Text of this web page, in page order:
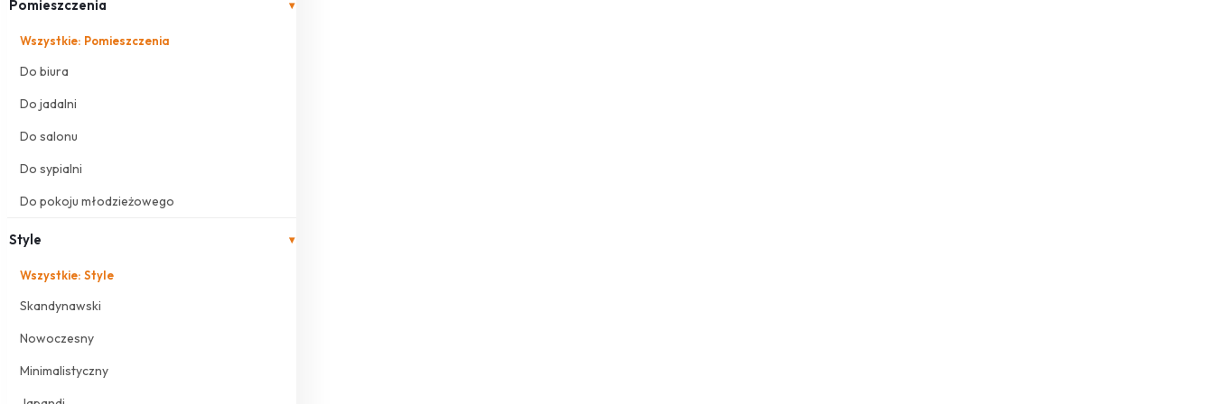
Pomieszczenia ▾
Wszystkie: Pomieszczenia
Do biura
Do jadalni
Do salonu
Do sypialni
Do pokoju młodzieżowego
Style ▾
Wszystkie: Style
Skandynawski
Nowoczesny
Minimalistyczny